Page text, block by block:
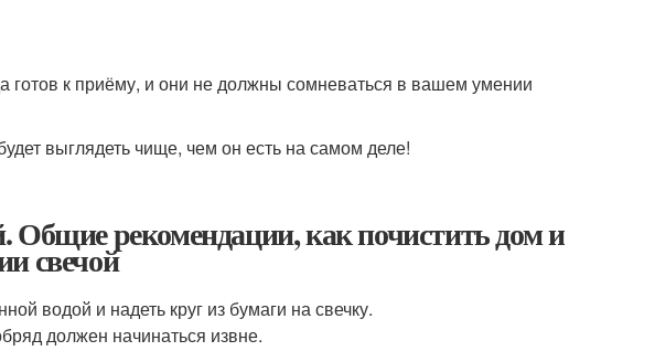
готов к приёму, и они не должны сомневаться в вашем умении
выглядеть чище, чем он есть на самом деле!
Общие рекомендации, как почистить дом и
свечой
водой и надеть круг из бумаги на свечку.
должен начинаться извне.